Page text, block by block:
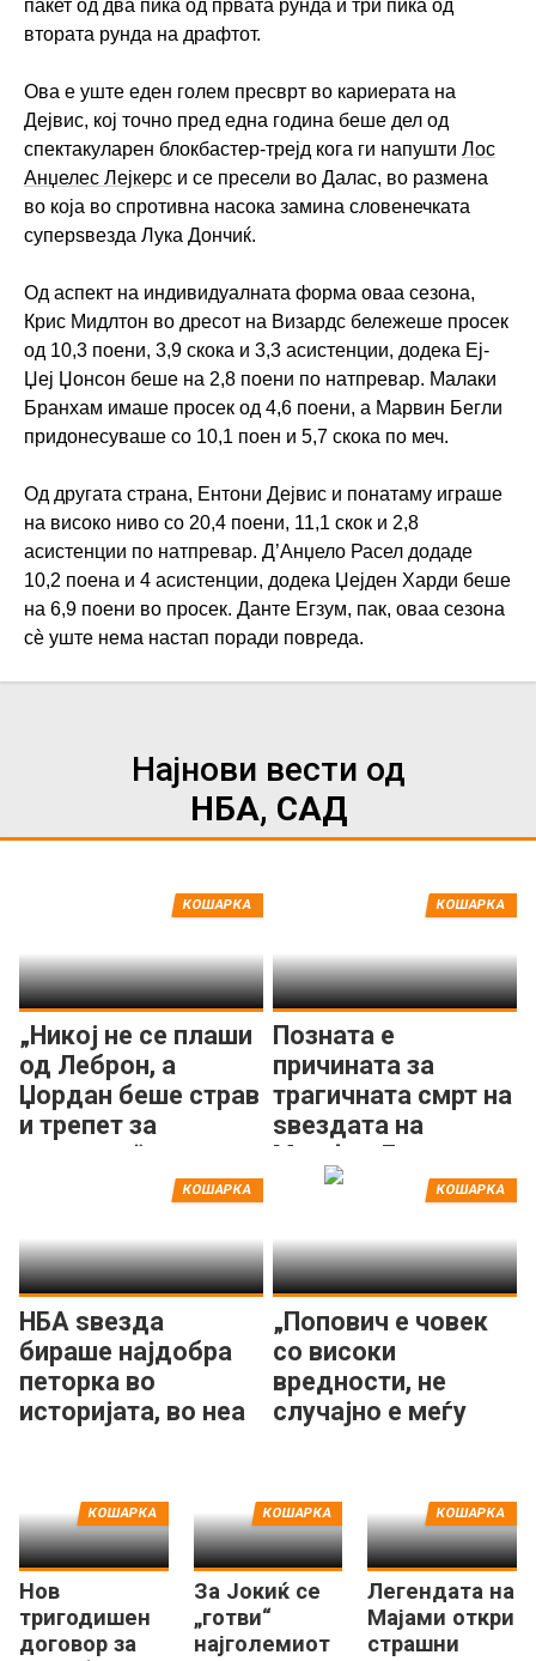
пакет од два пика од првата рунда и три пика од
втората рунда на драфтот.
Ова е уште еден голем пресврт во кариерата на
Дејвис, кој точно пред една година беше дел од
спектакуларен блокбастер-трејд кога ги напушти Лос
Анџелес Лејкерс и се пресели во Далас, во размена
во која во спротивна насока замина словенечката
суперѕвезда Лука Дончиќ.
Од аспект на индивидуалната форма оваа сезона,
Крис Мидлтон во дресот на Визардс бележеше просек
од 10,3 поени, 3,9 скока и 3,3 асистенции, додека Еј-
Џеј Џонсон беше на 2,8 поени по натпревар. Малаки
Бранхам имаше просек од 4,6 поени, а Марвин Бегли
придонесуваше со 10,1 поен и 5,7 скока по меч.
Од другата страна, Ентони Дејвис и понатаму играше
на високо ниво со 20,4 поени, 11,1 скок и 2,8
асистенции по натпревар. Д’Анџело Расел додаде
10,2 поена и 4 асистенции, додека Џејден Харди беше
на 6,9 поени во просек. Данте Егзум, пак, оваа сезона
сè уште нема настап поради повреда.
Најнови вести од
НБА, САД
„Никој не се плаши
од Леброн, а
Џордан беше страв
и трепет за
ривалите“
КОШАРКА
Позната е
причината за
трагичната смрт на
ѕвездата на
Мемфис Гризлис
КОШАРКА
НБА ѕвезда
бираше најдобра
петорка во
историјата, во неа
КОШАРКА
„Попович е човек
со високи
вредности, не
случајно е меѓу
КОШАРКА
Нов
тригодишен
договор за
КОШАРКА
За Јокиќ се
„готви“
најголемиот
КОШАРКА
Легендата на
Мајами откри
страшни
КОШАРКА